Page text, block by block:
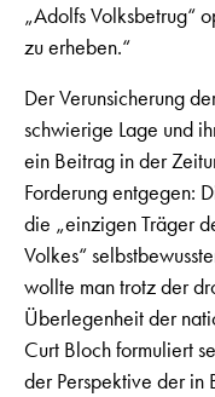
„Adolfs Volksbetrug“
zu erheben.“
Der Verunsicherung
schwierige Lage und
ein Beitrag in der
Forderung entgegen:
die „einzigen Träger
Volkes“
wollte man trotz der
Überlegenheit der
Curt Bloch formuliert
der Perspektive der in